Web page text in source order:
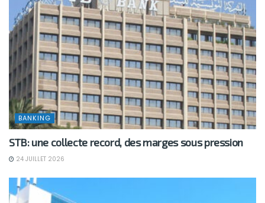
BANKING
STB: une collecte record, des marges sous pression
24 JUILLET 2026